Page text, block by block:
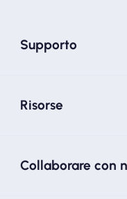
Supporto
Risorse
Collaborare con